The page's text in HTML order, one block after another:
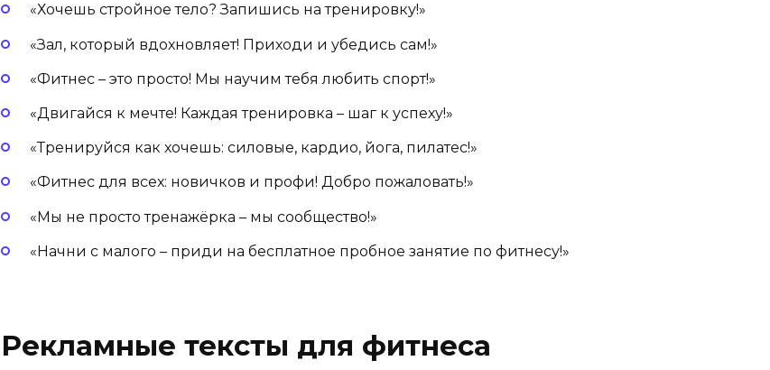
«Хочешь стройное тело? Запишись на тренировку!»
«Зал, который вдохновляет! Приходи и убедись сам!»
«Фитнес – это просто! Мы научим тебя любить спорт!»
«Двигайся к мечте! Каждая тренировка – шаг к успеху!»
«Тренируйся как хочешь: силовые, кардио, йога, пилатес!»
«Фитнес для всех: новичков и профи! Добро пожаловать!»
«Мы не просто тренажёрка – мы сообщество!»
«Начни с малого – приди на бесплатное пробное занятие по фитнесу!»
Рекламные тексты для фитнеса